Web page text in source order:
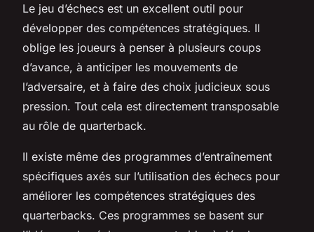
Le jeu d’échecs est un excellent outil pour
développer des compétences stratégiques. Il
oblige les joueurs à penser à plusieurs coups
d’avance, à anticiper les mouvements de
l’adversaire, et à faire des choix judicieux sous
pression. Tout cela est directement transposable
au rôle de quarterback.
Il existe même des programmes d’entraînement
spécifiques axés sur l’utilisation des échecs pour
améliorer les compétences stratégiques des
quarterbacks. Ces programmes se basent sur